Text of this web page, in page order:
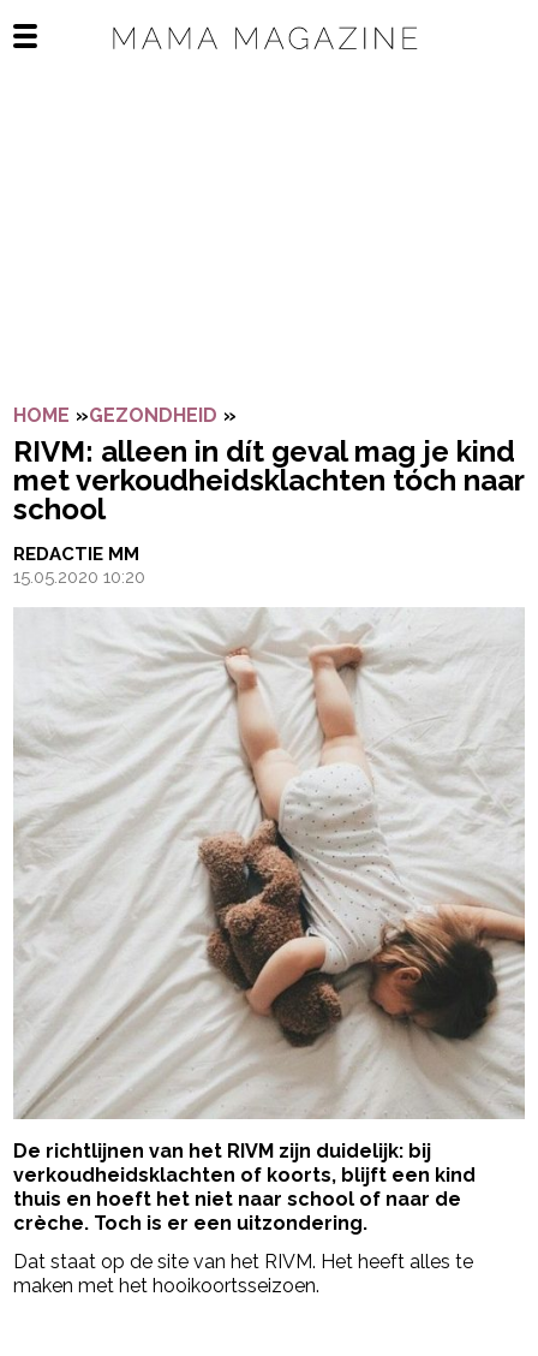
Open het mobiele menu
HOME »GEZONDHEID »
RIVM: alleen in dít geval mag je kind
met verkoudheidsklachten tóch naar
school
REDACTIE MM
15.05.2020 10:20
De richtlijnen van het RIVM zijn duidelijk: bij
verkoudheidsklachten of koorts, blijft een kind
thuis en hoeft het niet naar school of naar de
crèche. Toch is er een uitzondering.
Dat staat op de site van het RIVM. Het heeft alles te
maken met het hooikoortsseizoen.